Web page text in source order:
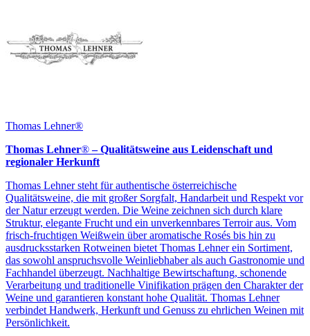
Thomas Lehner®
Thomas Lehner®– Qualitätsweine aus Leidenschaft und
regionaler Herkunft
Thomas Lehner steht für authentische österreichische
Qualitätsweine, die mit großer Sorgfalt, Handarbeit und Respekt vor
der Natur erzeugt werden. Die Weine zeichnen sich durch klare
Struktur, elegante Frucht und ein unverkennbares Terroir aus. Vom
frisch-fruchtigen Weißwein über aromatische Rosés bis hin zu
ausdrucksstarken Rotweinen bietet Thomas Lehner ein Sortiment,
das sowohl anspruchsvolle Weinliebhaber als auch Gastronomie und
Fachhandel überzeugt. Nachhaltige Bewirtschaftung, schonende
Verarbeitung und traditionelle Vinifikation prägen den Charakter der
Weine und garantieren konstant hohe Qualität. Thomas Lehner
verbindet Handwerk, Herkunft und Genuss zu ehrlichen Weinen mit
Persönlichkeit.